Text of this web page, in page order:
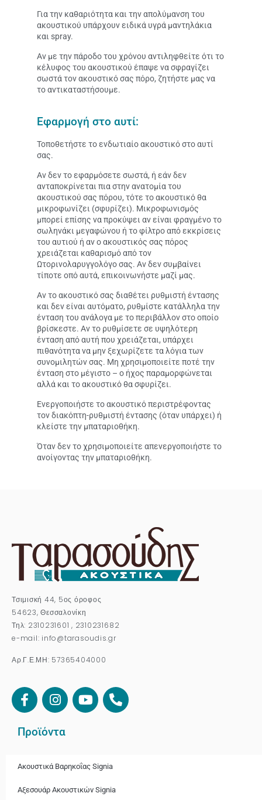
Για την καθαριότητα και την απολύμανση του
ακουστικού υπάρχουν ειδικά υγρά μαντηλάκια
και spray.
Αν με την πάροδο του χρόνου αντιληφθείτε ότι το
κέλυφος του ακουστικού έπαψε να σφραγίζει
σωστά τον ακουστικό σας πόρο, ζητήστε μας να
το αντικαταστήσουμε.
Εφαρμογή στο αυτί:
Τοποθετήστε το ενδωτιαίο ακουστικό στο αυτί
σας.
Αν δεν το εφαρμόσετε σωστά, ή εάν δεν
ανταποκρίνεται πια στην ανατομία του
ακουστικού σας πόρου, τότε το ακουστικό θα
μικροφωνίζει (σφυρίζει). Μικροφωνισμός
μπορεί επίσης να προκύψει αν είναι φραγμένο το
σωληνάκι μεγαφώνου ή το φίλτρο από εκκρίσεις
του αυτιού ή αν ο ακουστικός σας πόρος
χρειάζεται καθαρισμό από τον
Ωτορινολαρυγγολόγο σας. Αν δεν συμβαίνει
τίποτε οπό αυτά, επικοινωνήστε μαζί μας.
Αν το ακουστικό σας διαθέτει ρυθμιστή έντασης
και δεν είναι αυτόματο, ρυθμίστε κατάλληλα την
ένταση του ανάλογα με το περιβάλλον στο οποίο
βρίσκεστε. Αν το ρυθμίσετε σε υψηλότερη
ένταση από αυτή που χρειάζεται, υπάρχει
πιθανότητα να μην ξεχωρίζετε τα λόγια των
συνομιλητών σας. Μη χρησιμοποιείτε ποτέ την
ένταση στο μέγιστο – ο ήχος παραμορφώνεται
αλλά και το ακουστικό θα σφυρίζει.
Ενεργοποιήστε το ακουστικό περιστρέφοντας
τον διακόπτη-ρυθμιστή έντασης (όταν υπάρχει) ή
κλείστε την μπαταριοθήκη.
Όταν δεν το χρησιμοποιείτε απενεργοποιήστε το
ανοίγοντας την μπαταριοθήκη.
Τσιμισκή 44, 5ος όροφος
54623, Θεσσαλονίκη
Τηλ: 2310231601 , 2310231682
e-mail: info@tarasoudis.gr
Αρ.Γ.Ε.ΜΗ: 57365404000
Προϊόντα
Ακουστικά Βαρηκοΐας Signia
Αξεσουάρ Ακουστικών Signia